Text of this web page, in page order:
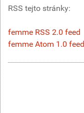
RSS tejto stránky:
femme RSS 2.0 feed
femme Atom 1.0 feed